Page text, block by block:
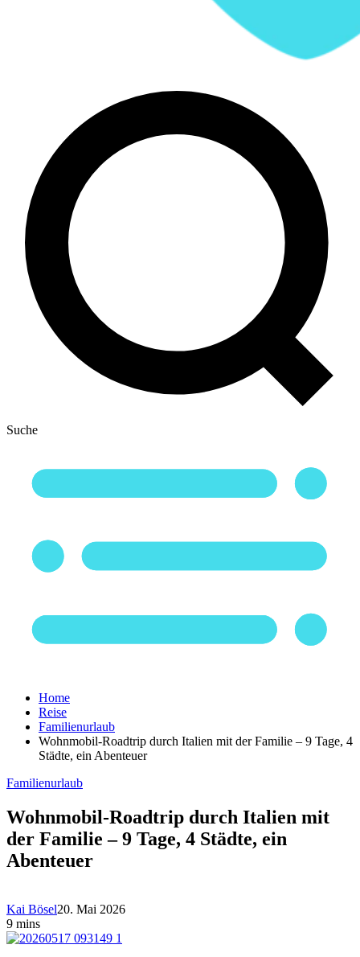
Suche
Home
Reise
Familienurlaub
Wohnmobil-Roadtrip durch Italien mit der Familie – 9 Tage, 4
Städte, ein Abenteuer
Familienurlaub
Wohnmobil-Roadtrip durch Italien mit
der Familie – 9 Tage, 4 Städte, ein
Abenteuer
Kai Bösel20. Mai 2026
9 mins